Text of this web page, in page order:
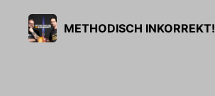
METHODISCH INKORREKT!